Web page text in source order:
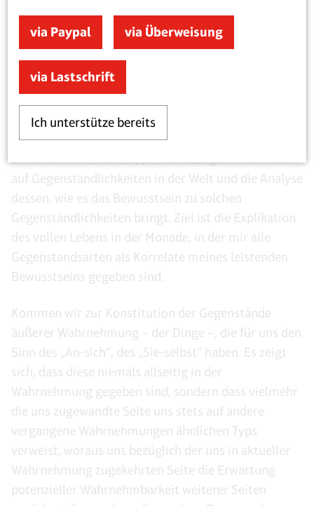
gesamte Feld meiner vergangenen und
gegenwärtigen subjektiven Erlebnisse, meiner
zukunftsbezogenen Erwartungen, sowie die
Erinnerungvergangener
nicht Selbsterkenntnis im Sinne bloß
psychologistischer Introspektion, sondern
auf Gegenständlichkeiten in der Welt und die Analyse
dessen, wie es das Bewusstsein zu solchen
Gegenständlichkeiten bringt. Ziel ist die Explikation
des vollen Lebens in der Monade, in der mir alle
Gegenstandsarten als Korrelate meines leistenden
Bewusstseins gegeben sind.
Kommen wir zur Konstitution der Gegenstände
äußerer Wahrnehmung – der Dinge –, die für uns den
Sinn des „An-sich“, des „Sie-selbst“ haben. Es zeigt
sich, dass diese niemals allseitig in der
Wahrnehmung gegeben sind, sondern dass vielmehr
die uns zugewandte Seite uns stets auf andere
vergangene Wahrnehmungen ähnlichen Typs
verweist, woraus uns bezüglich der uns in aktueller
Wahrnehmung zugekehrten Seite die Erwartung
potenzieller Wahrnehmbarkeit weiterer Seiten
via Paypal via Überweisung
via Lastschrift
Ich unterstütze bereits